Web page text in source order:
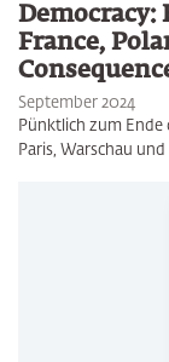
Democracy:
France,
September 2024
Pünktlich zum Ende
Paris, Warschau